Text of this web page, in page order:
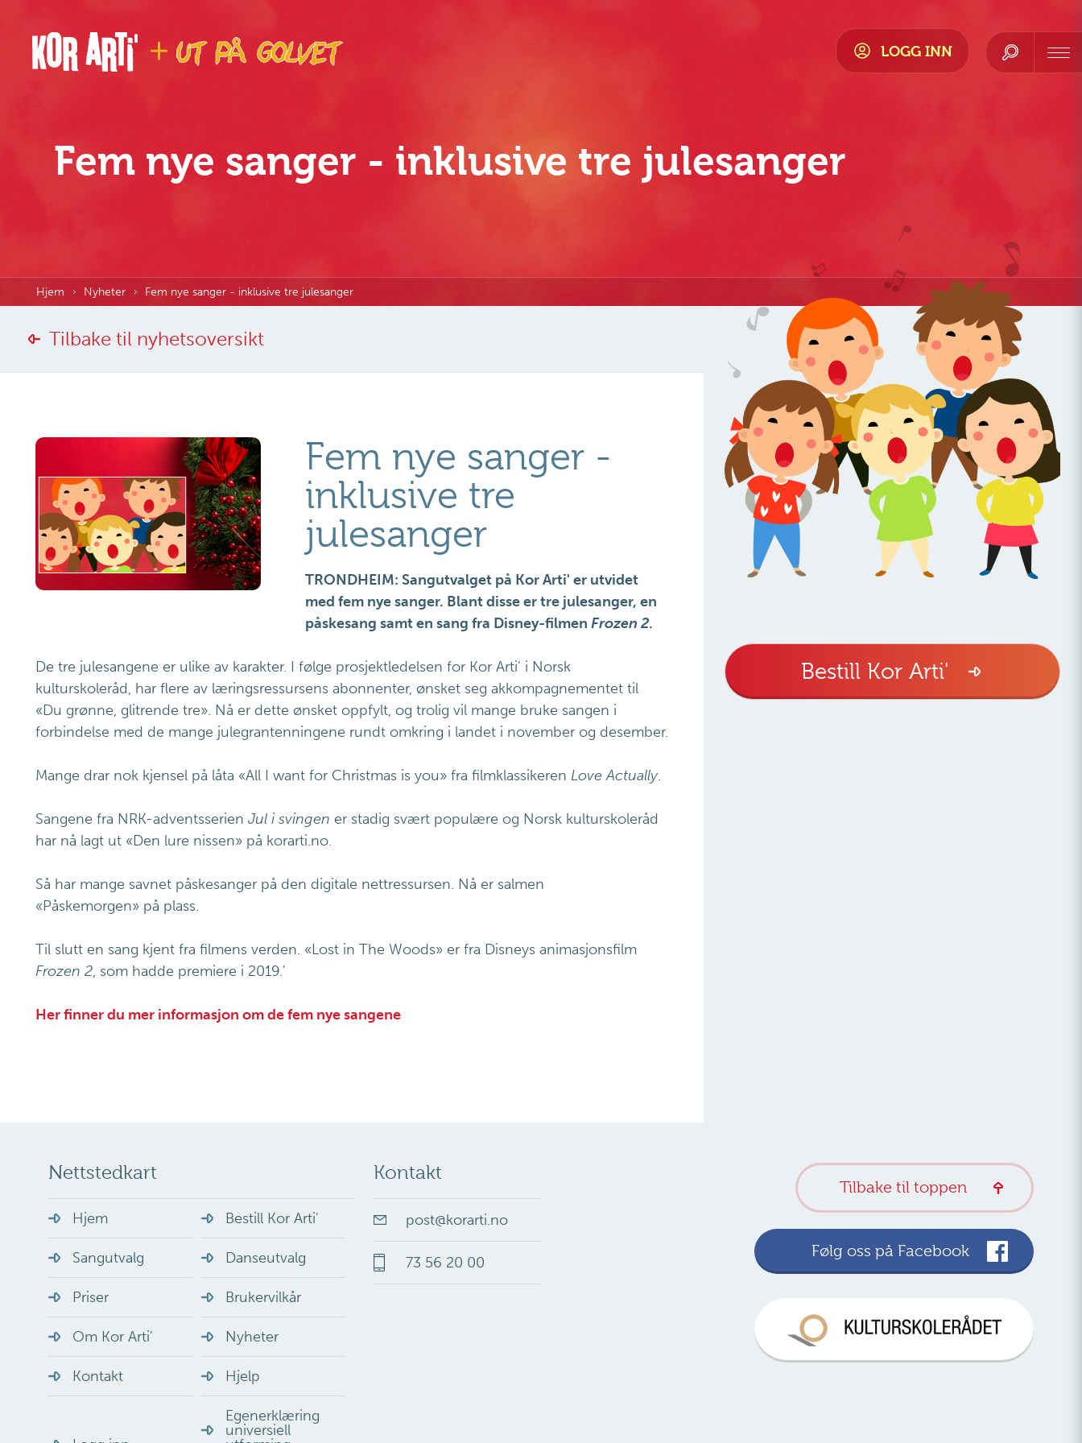
LOGG INN
Hjem Nyheter Fem nye sanger - inklusive tre julesanger
Fem nye sanger - inklusive tre julesanger
Tilbake til nyhetsoversikt
Fem nye sanger -
inklusive tre
julesanger
TRONDHEIM: Sangutvalget på Kor Arti' er utvidet
med fem nye sanger. Blant disse er tre julesanger, en
påskesang samt en sang fra Disney-filmen Frozen 2.
De tre julesangene er ulike av karakter. I følge prosjektledelsen for Kor Arti' i Norsk
kulturskoleråd, har flere av læringsressursens abonnenter, ønsket seg akkompagnementet til
«Du grønne, glitrende tre». Nå er dette ønsket oppfylt, og trolig vil mange bruke sangen i
forbindelse med de mange julegrantenningene rundt omkring i landet i november og desember.
Mange drar nok kjensel på låta «All I want for Christmas is you» fra filmklassikeren Love Actually.
Sangene fra NRK-adventsserien Jul i svingen er stadig svært populære og Norsk kulturskoleråd
har nå lagt ut «Den lure nissen» på korarti.no.
Så har mange savnet påskesanger på den digitale nettressursen. Nå er salmen
«Påskemorgen» på plass.
Til slutt en sang kjent fra filmens verden. «Lost in The Woods» er fra Disneys animasjonsfilm
Frozen 2, som hadde premiere i 2019.'
Her finner du mer informasjon om de fem nye sangene
Bestill Kor Arti'
Nettstedkart
Hjem Bestill Kor Arti'
Sangutvalg Danseutvalg
Priser Brukervilkår
Om Kor Arti' Nyheter
Kontakt Hjelp
Egenerklæring
universiell
Kontakt
post@korarti.no
73 56 20 00
Tilbake til toppen
Følg oss på Facebook